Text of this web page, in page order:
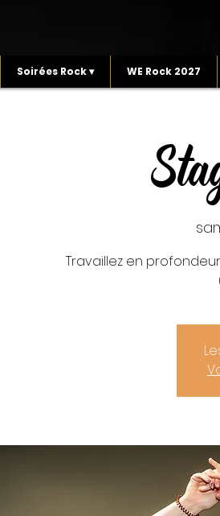
Soirées Rock ▾ WE Rock 2027
Travaillez en